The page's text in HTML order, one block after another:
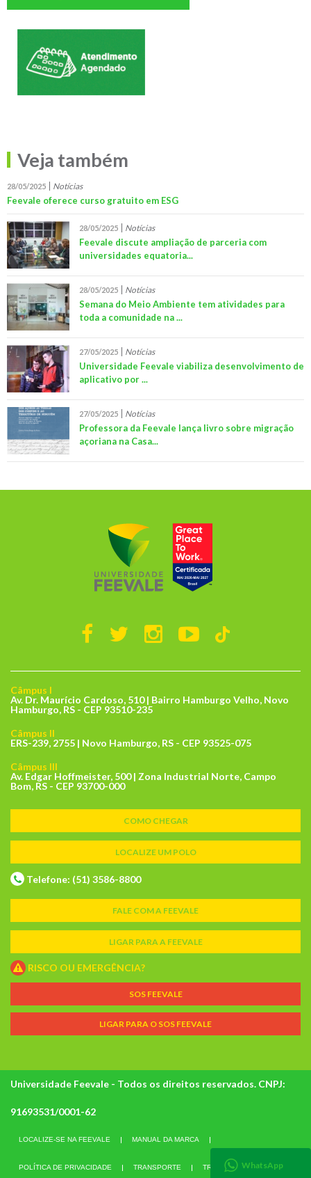
Veja também
28/05/2025 Notícias
Feevale oferece curso gratuito em ESG
28/05/2025 Notícias
Feevale discute ampliação de parceria com
universidades equatoria...
28/05/2025 Notícias
Semana do Meio Ambiente tem atividades para
toda a comunidade na ...
27/05/2025 Notícias
Universidade Feevale viabiliza desenvolvimento de
aplicativo por ...
27/05/2025 Notícias
Professora da Feevale lança livro sobre migração
açoriana na Casa...
WhatsApp
Câmpus I
Av. Dr. Maurício Cardoso, 510 | Bairro Hamburgo Velho, Novo
Hamburgo, RS - CEP 93510-235
Câmpus II
ERS-239, 2755 | Novo Hamburgo, RS - CEP 93525-075
Câmpus III
Av. Edgar Hoffmeister, 500 | Zona Industrial Norte, Campo
Bom, RS - CEP 93700-000
COMO CHEGAR
LOCALIZE UM POLO
Telefone: (51) 3586-8800
FALE COM A FEEVALE
LIGAR PARA A FEEVALE
RISCO OU EMERGÊNCIA?
SOS FEEVALE
LIGAR PARA O SOS FEEVALE
Universidade Feevale - Todos os direitos reservados. CNPJ:
91693531/0001-62
LOCALIZE-SE NA FEEVALE MANUAL DA MARCA
POLÍTICA DE PRIVACIDADE TRANSPORTE TRABALHE CONOSCO